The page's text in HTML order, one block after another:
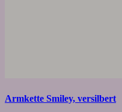
Armkette Smiley, versilbert